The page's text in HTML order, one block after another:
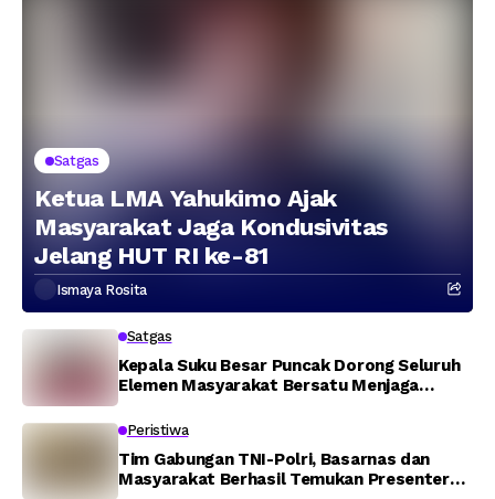
Satgas
Ketua LMA Yahukimo Ajak
Masyarakat Jaga Kondusivitas
Jelang HUT RI ke-81
Ismaya Rosita
Satgas
Kepala Suku Besar Puncak Dorong Seluruh
Elemen Masyarakat Bersatu Menjaga
Peristiwa
Tim Gabungan TNI-Polri, Basarnas dan
Masyarakat Berhasil Temukan Presenter